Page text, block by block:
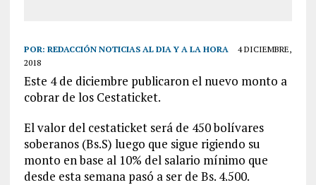
POR: REDACCIÓN NOTICIAS AL DIA Y A LA HORA
4 DICIEMBRE,
2018
Este 4 de diciembre publicaron el nuevo monto a
cobrar de los Cestaticket.
El valor del cestaticket será de 450 bolívares
soberanos (Bs.S) luego que sigue rigiendo su
monto en base al 10% del salario mínimo que
desde esta semana pasó a ser de Bs. 4.500.